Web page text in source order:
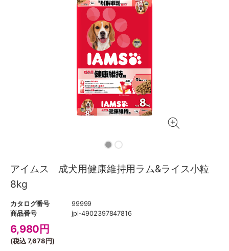
アイムス 成犬用健康維持用ラム&ライス小粒
8kg
カタログ番号
99999
商品番号
jpl-4902397847816
6,980 円
(税込7,678円)